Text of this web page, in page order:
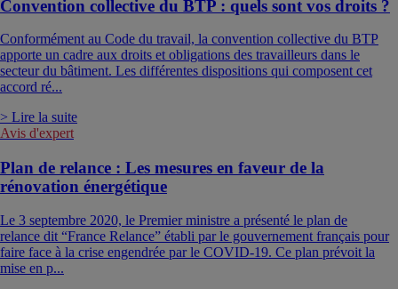
Convention collective du BTP : quels sont vos droits ?
Conformément au Code du travail, la convention collective du BTP
apporte un cadre aux droits et obligations des travailleurs dans le
secteur du bâtiment. Les différentes dispositions qui composent cet
accord ré...
> Lire la suite
Avis d'expert
Plan de relance : Les mesures en faveur de la
rénovation énergétique
Le 3 septembre 2020, le Premier ministre a présenté le plan de
relance dit “France Relance” établi par le gouvernement français pour
faire face à la crise engendrée par le COVID-19. Ce plan prévoit la
mise en p...